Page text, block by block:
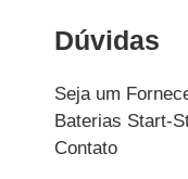
Dúvidas
Seja um
Baterias Start-
Contato